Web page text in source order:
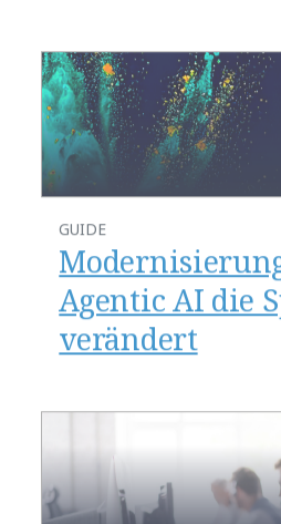
GUIDE
Agentic AI die
verändert